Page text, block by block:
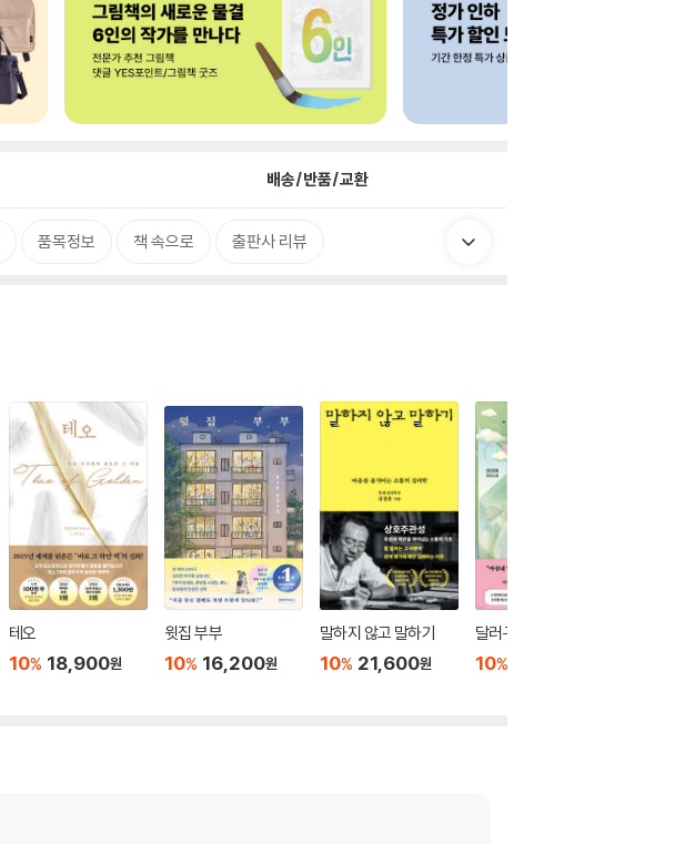
배송/반품/교환
품목정보 책 속으로 출판사 리뷰
테오
10% 18,900원
윗집 부부
10% 16,200원
말하지 않고 말하기
10% 21,600원
달러구트 꿈 백화점 0
10%